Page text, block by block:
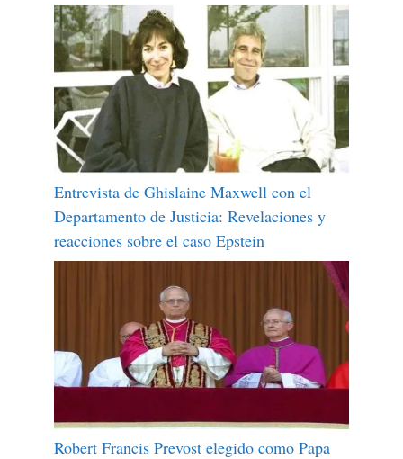
Entrevista de Ghislaine Maxwell con el
Departamento de Justicia: Revelaciones y
reacciones sobre el caso Epstein
Robert Francis Prevost elegido como Papa